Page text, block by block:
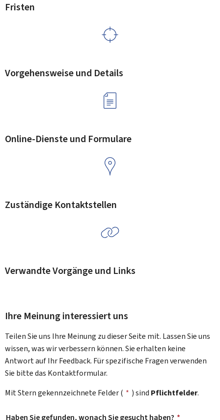
Fristen
Vorgehensweise und Details
Online-Dienste und Formulare
Zuständige Kontaktstellen
Verwandte Vorgänge und Links
Ihre Meinung interessiert uns
Teilen Sie uns Ihre Meinung zu dieser Seite mit. Lassen Sie uns
wissen, was wir verbessern können. Sie erhalten keine
Antwort auf Ihr Feedback. Für spezifische Fragen verwenden
Sie bitte das Kontaktformular.
Mit Stern gekennzeichnete Felder ( * ) sind Pflichtfelder.
Haben Sie gefunden, wonach Sie gesucht haben? *